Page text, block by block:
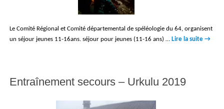
Le Comité Régional et Comité départemental de spéléologie du 64, organisent
un séjour jeunes 11-16ans. séjour pour jeunes (11-16 ans) … Lire la suite →
Entraînement secours – Urkulu 2019